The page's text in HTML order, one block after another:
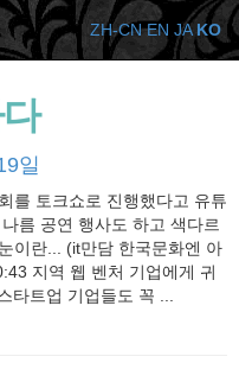
일
를 토크쇼로 진행했다고 유튜
름 공연 행사도 하고 색다르
이란... (it만담 한국문화엔 아
지역 웹 벤처 기업에게 귀
타트업 기업들도 꼭 ...
ZH-CN EN JA KO